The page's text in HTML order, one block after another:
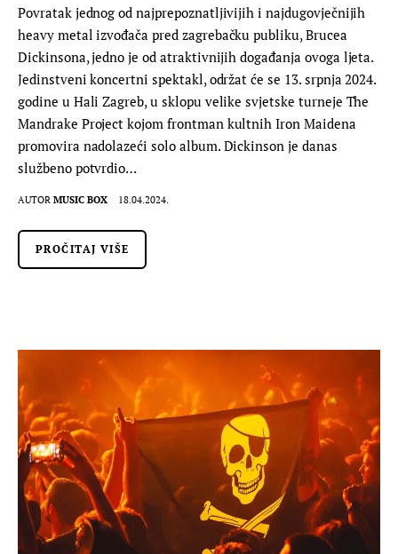
Povratak jednog od najprepoznatljivijih i najdugovječnijih
heavy metal izvođača pred zagrebačku publiku, Brucea
Dickinsona, jedno je od atraktivnijih događanja ovoga ljeta.
Jedinstveni koncertni spektakl, održat će se 13. srpnja 2024.
godine u Hali Zagreb, u sklopu velike svjetske turneje The
Mandrake Project kojom frontman kultnih Iron Maidena
promovira nadolazeći solo album. Dickinson je danas
službeno potvrdio…
AUTOR MUSIC BOX 18.04.2024.
PROČITAJ VIŠE